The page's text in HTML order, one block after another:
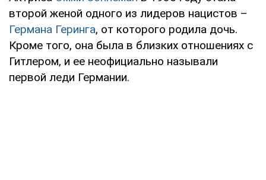
второй женой одного из лидеров нацистов –
Германа Геринга, от которого родила дочь.
Кроме того, она была в близких отношениях с
Гитлером, и ее неофициально называли
первой леди Германии.